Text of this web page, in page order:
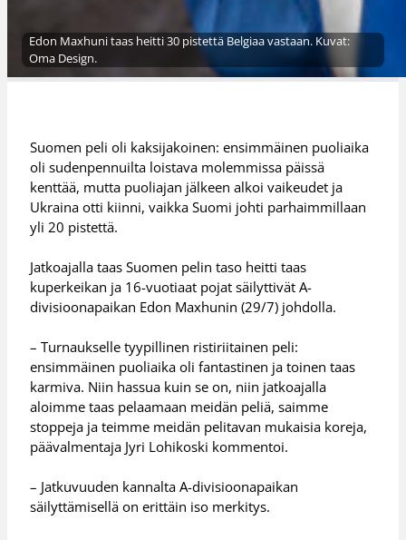
Edon Maxhuni taas heitti 30 pistettä Belgiaa vastaan. Kuvat:
Oma Design.
Suomen peli oli kaksijakoinen: ensimmäinen puoliaika
oli sudenpennuilta loistava molemmissa päissä
kenttää, mutta puoliajan jälkeen alkoi vaikeudet ja
Ukraina otti kiinni, vaikka Suomi johti parhaimmillaan
yli 20 pistettä.
Jatkoajalla taas Suomen pelin taso heitti taas
kuperkeikan ja 16-vuotiaat pojat säilyttivät A-
divisioonapaikan Edon Maxhunin (29/7) johdolla.
– Turnaukselle tyypillinen ristiriitainen peli:
ensimmäinen puoliaika oli fantastinen ja toinen taas
karmiva. Niin hassua kuin se on, niin jatkoajalla
aloimme taas pelaamaan meidän peliä, saimme
stoppeja ja teimme meidän pelitavan mukaisia koreja,
päävalmentaja Jyri Lohikoski kommentoi.
– Jatkuvuuden kannalta A-divisioonapaikan
säilyttämisellä on erittäin iso merkitys.